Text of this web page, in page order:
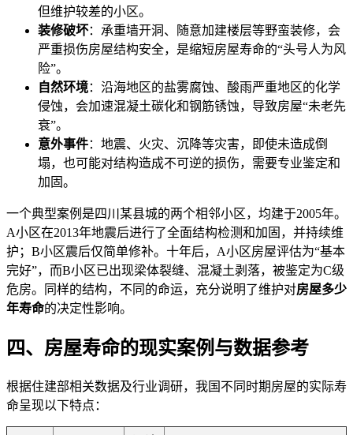
但维护较差的小区。
装修破坏：承重墙开洞、随意加建楼层等野蛮装修，会
严重损伤房屋结构安全，是缩短房屋寿命的“头号人为风
险”。
自然环境：沿海地区的盐雾腐蚀、酸雨严重地区的化学
侵蚀，会加速混凝土碳化和钢筋锈蚀，导致房屋“未老先
衰”。
意外事件：地震、火灾、沉降等灾害，即使未造成倒
塌，也可能对结构造成不可逆的损伤，需要专业鉴定和
加固。
一个典型案例是四川某县城的两个相邻小区，均建于2005年。
A小区在2013年地震后进行了全面结构检测和加固，并持续维
护；B小区震后仅简单修补。十年后，A小区房屋评估为“基本
完好”，而B小区已出现梁体裂缝、混凝土剥落，被鉴定为C级
危房。同样的结构，不同的命运，充分说明了维护对房屋多少
年寿命的决定性影响。
四、房屋寿命的现实案例与数据参考
根据住建部相关数据及行业调研，我国不同时期房屋的实际寿
命呈现以下特点：